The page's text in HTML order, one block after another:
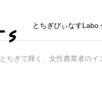
とちぎびぃなすLabo
とちぎで輝く、女性農業者の